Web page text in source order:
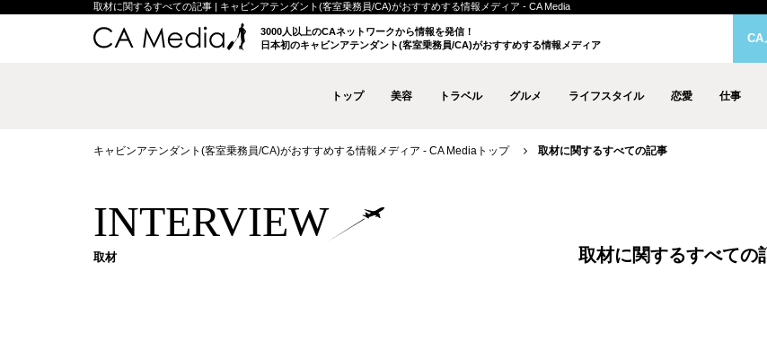
取材に関するすべての記事 | キャビンアテンダント(客室乗務員/CA)がおすすめする情報メディア - CA Media
3000人以上のCAネットワークから情報を発信！
日本初のキャビンアテンダント(客室乗務員/CA)がおすすめする情報メディア
トップ 美容 トラベル グルメ ライフスタイル 恋愛 仕事
CA
キャビンアテンダント(客室乗務員/CA)がおすすめする情報メディア - CA Mediaトップ 取材に関するすべての記事
INTERVIEW
取材 取材に関するすべての